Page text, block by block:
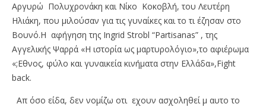
Αργυρώ Πολυχρονάκη και Νίκο Κοκοβλή, του Λευτέρη
Ηλιάκη, που μιλούσαν για τις γυναίκες και το τι έζησαν στο
Βουνό.Η αφήγηση της Ingrid Strobl “Partisanas” , της
Αγγελικής Ψαρρά «Η ιστορία ως μαρτυρολόγιο»,το αφιέρωμα
«;Eθνος, φύλο και γυναικεία κινήματα στην Ελλάδα»,Fight
back.
Απ όσο είδα, δεν νομίζω οτι εχουν ασχοληθεί μ αυτο το